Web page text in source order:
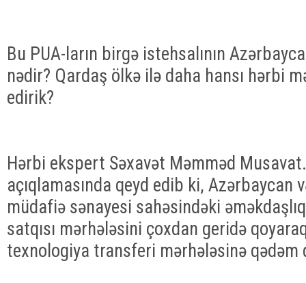
Bu PUA-ların birgə istehsalının
nədir? Qardaş ölkə ilə daha hansı hərbi
edirik?
Hərbi ekspert Səxavət Məmməd
açıqlamasında qeyd edib ki, Azərbaycan
müdafiə sənayesi sahəsindəki
satqısı mərhələsini çoxdan geridə
texnologiya transferi mərhələsinə qədəm